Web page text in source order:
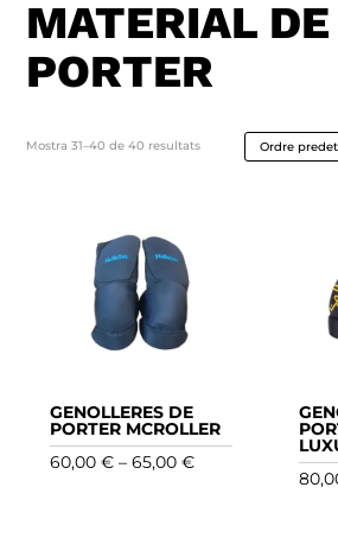
MATERIAL DE
PORTER
Mostra 31–40 de 40 resultats
GENOLLERES DE
PORTER MCROLLER
60,00€ – 65,00€Interval